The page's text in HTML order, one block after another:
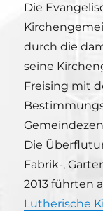
Die
durch die
seine
Freising mit
Die
Fabrik-,
2013 führten
Lutherische